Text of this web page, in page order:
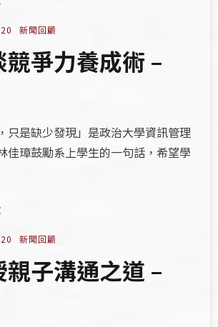
新聞回顧
爭力養成術 –
只是缺少發現」是政治大學資訊管理
佳璋鼓勵系上學生的一句話，希望學
新聞回顧
子溝通之道 –